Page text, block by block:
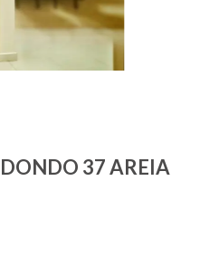
37 AREIA